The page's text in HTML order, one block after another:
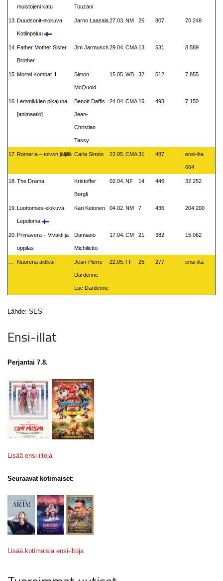
muistojeni katu Touzani
13. Duudsonit-elokuva:
Kotiinpaluu
Jarno Laasala27.03. NM 25 807 70 248
14. Father Mother Sister
Brother
Jim Jarmusch29.04. CMA 13 531 8 589
15. Mortal Kombat II Simon
McQuoid
15.05. WB 32 512 7 855
16. Lemmikkien pikajuna
[animaatio]
Benoît Daffis
Jean-
Christian
Tassy
24.04. CMA 16 498 7 150
17. Romería – toivon jäljillä Carla Simón 22.05. CMA31 487 ensi-ilta
664
18. The Drama Kristoffer
Borgli
02.04. NF 14 446 32 252
19. Luottomies-elokuva:
Lepoloma
Kari Ketonen 04.02. NM 7 436 204 200
20. Primavera – Vivaldi ja
oppilas
Damiano
Michilietto
17.04. CM 21 382 15 062
Nuorena äidiksi Jean-Pierre
Dardenne
Luc Dardenne
22.05. FF 25 277 ensi-ilta
Lähde: SES
Ensi-illat
Perjantai 7.8.
Lisää ensi-iltoja
Seuraavat kotimaiset:
Lisää kotimaisia ensi-iltoja